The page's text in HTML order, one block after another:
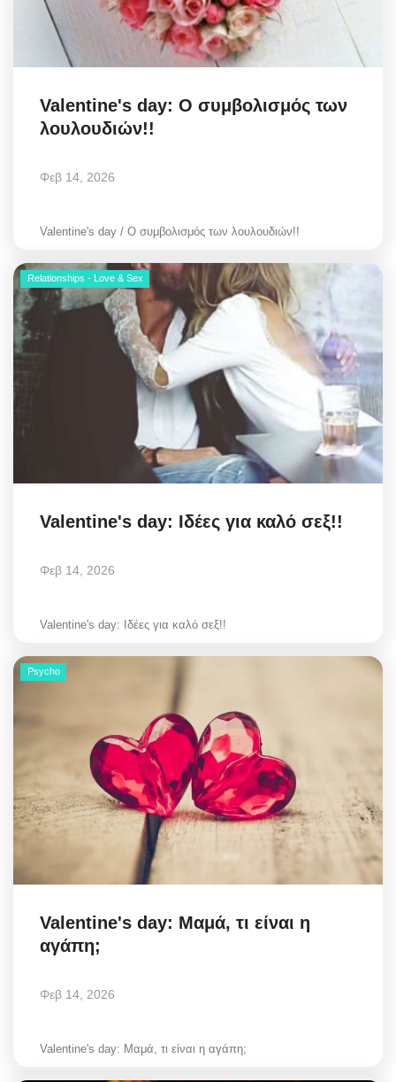
Valentine's day: Ο συμβολισμός των
λουλουδιών!!
Φεβ 14, 2026
Valentine's day / Ο συμβολισμός των λουλουδιών!!
Relationships - Love & Sex
Valentine's day: Ιδέες για καλό σεξ!!
Φεβ 14, 2026
Valentine's day: Ιδέες για καλό σεξ!!
Psycho
Valentine's day: Μαμά, τι είναι η
αγάπη;
Φεβ 14, 2026
Valentine's day: Μαμά, τι είναι η αγάπη;